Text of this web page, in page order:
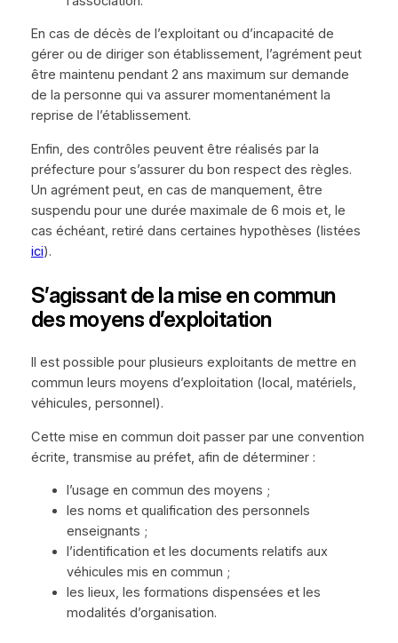
En cas de décès de l’exploitant ou d’incapacité de
gérer ou de diriger son établissement, l’agrément peut
être maintenu pendant 2 ans maximum sur demande
de la personne qui va assurer momentanément la
reprise de l’établissement.
Enfin, des contrôles peuvent être réalisés par la
préfecture pour s’assurer du bon respect des règles.
Un agrément peut, en cas de manquement, être
suspendu pour une durée maximale de 6 mois et, le
cas échéant, retiré dans certaines hypothèses (listées
ici).
S’agissant de la mise en commun
des moyens d’exploitation
Il est possible pour plusieurs exploitants de mettre en
commun leurs moyens d’exploitation (local, matériels,
véhicules, personnel).
Cette mise en commun doit passer par une convention
écrite, transmise au préfet, afin de déterminer :
l’usage en commun des moyens ;
les noms et qualification des personnels
enseignants ;
l’identification et les documents relatifs aux
véhicules mis en commun ;
les lieux, les formations dispensées et les
modalités d’organisation.